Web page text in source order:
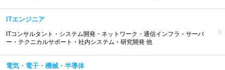
ITエンジニア
ITコンサルタント・システム開発・ネットワーク・通信インフラ・サーバ
ー・テクニカルサポート・社内システム・研究開発 他
電気・電子・機械・半導体